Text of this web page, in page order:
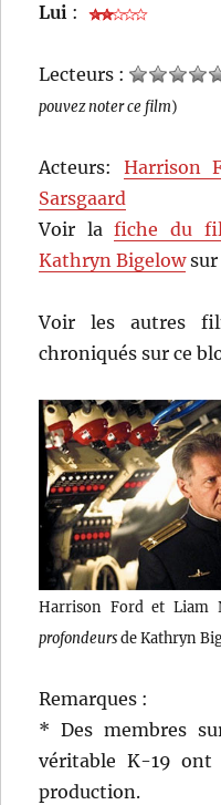
Lui :
Lecteurs :
pouvez noter ce film)
Acteurs: Harrison
Sarsgaard
Voir lafiche du
Kathryn Bigelowsur
Voir les autres
chroniqués sur ce
Harrison Ford et Liam
profondeursde Kathryn
Remarques :
* Des membres
véritable K-19 ont
production.